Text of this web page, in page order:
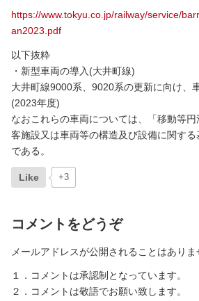
https://www.tokyu.co.jp/railway/service/
an2023.pdf
以下抜粋
・新型車両の導入(大井町線)
大井町線9000系、9020系の更新に向け、
(2023年度)
なおこれらの車両については、「移動等
客施設又は車両等の構造及び設備に関す
である。
Like +3
コメントをどうぞ
メールアドレスが公開されることはありま
１．コメントは承認制となっています。
２．コメントは敬語でお願い致します。